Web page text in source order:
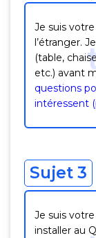
Je suis
l’étranger.
(table,
etc.) avant
questions
intéressent
Sujet 3
Je suis
installer au